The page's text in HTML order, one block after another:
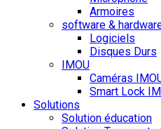
Armoires
software &
Logiciels
Disques Durs
IMOU
Caméras
Smart Lock
Solutions
Solution éducation